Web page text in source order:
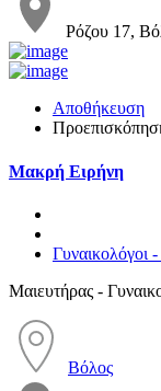
Ρόζου 17,
Αποθήκευση
Μακρή Ειρήνη
Γυναικολόγοι
Μαιευτήρας -
Βόλος